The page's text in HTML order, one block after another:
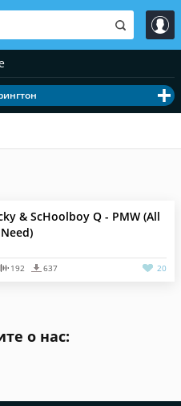
& ScHoolboy Q - PMW (All
192 637 20
о нас: